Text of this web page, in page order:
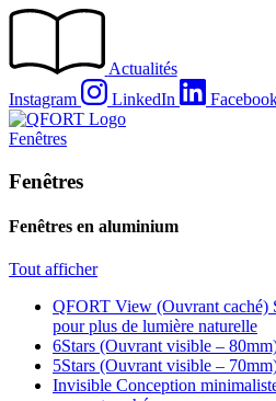
Passer
Actualités
Instagram
LinkedIn
Fenêtres
Fenêtres
Fenêtres en aluminium
Tout afficher
QFORT View (Ouvrant caché)
pour plus de lumière naturelle
6Stars (Ouvrant visible –
5Stars (Ouvrant visible –
Invisible Conception